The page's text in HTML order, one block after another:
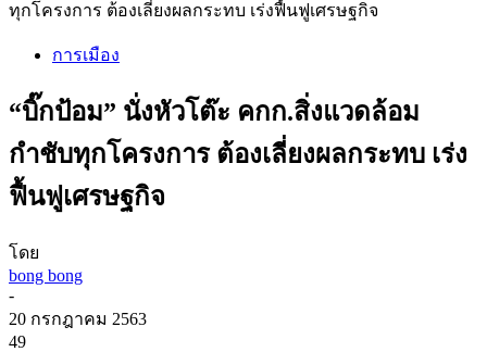
ทุกโครงการ ต้องเลี่ยงผลกระทบ เร่งฟื้นฟูเศรษฐกิจ
การเมือง
“บิ๊กป้อม” นั่งหัวโต๊ะ คกก.สิ่งแวดล้อม
กำชับทุกโครงการ ต้องเลี่ยงผลกระทบ เร่ง
ฟื้นฟูเศรษฐกิจ
โดย
bong bong
-
20 กรกฎาคม 2563
49